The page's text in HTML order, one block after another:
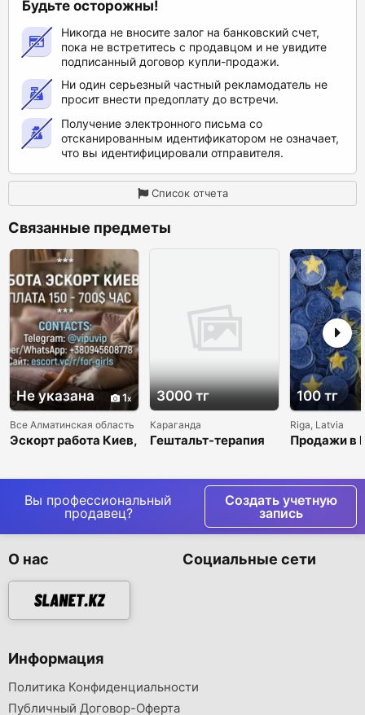
Будьте осторожны!
Никогда не вносите залог на банковский счет,
пока не встретитесь с продавцом и не увидите
подписанный договор купли-продажи.
Ни один серьезный частный рекламодатель не
просит внести предоплату до встречи.
Получение электронного письма со
отсканированным идентификатором не означает,
что вы идентифицировали отправителя.
Список отчета
Связанные предметы
Не указана 1
Все Алматинская область
Эскорт работа Киев,
3000 тг
Караганда
Гештальт-терапия
100 тг
Riga, Latvia
Продажи в
Вы профессиональный
продавец?
Создать учетную
запись
О нас Социальные сети
Информация
Политика Конфиденциальности
Публичный Договор-Оферта